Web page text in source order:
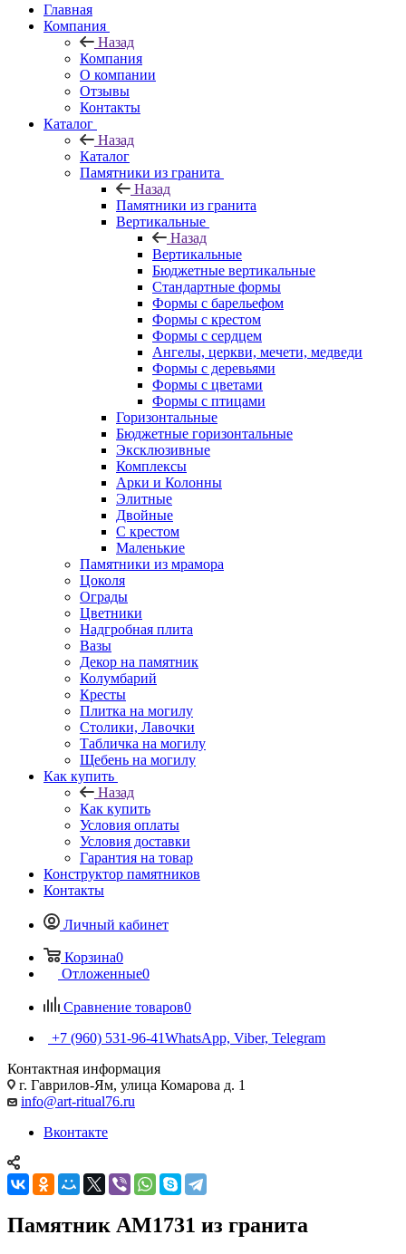
Главная
Компания
Назад
Компания
О компании
Отзывы
Контакты
Каталог
Назад
Каталог
Памятники из гранита
Назад
Памятники из гранита
Вертикальные
Назад
Вертикальные
Бюджетные вертикальные
Стандартные формы
Формы с барельефом
Формы с крестом
Формы с сердцем
Ангелы, церкви, мечети, медведи
Формы с деревьями
Формы с цветами
Формы с птицами
Горизонтальные
Бюджетные горизонтальные
Эксклюзивные
Комплексы
Арки и Колонны
Элитные
Двойные
С крестом
Маленькие
Памятники из мрамора
Цоколя
Ограды
Цветники
Надгробная плита
Вазы
Декор на памятник
Колумбарий
Кресты
Плитка на могилу
Столики, Лавочки
Табличка на могилу
Щебень на могилу
Как купить
Назад
Как купить
Условия оплаты
Условия доставки
Гарантия на товар
Конструктор памятников
Контакты
Личный кабинет
Корзина0
Отложенные0
Сравнение товаров0
+7 (960) 531-96-41WhatsApp, Viber, Telegram
Контактная информация
г. Гаврилов-Ям, улица Комарова д. 1
info@art-ritual76.ru
Вконтакте
Памятник AM1731 из гранита